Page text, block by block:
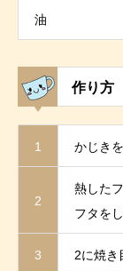
油
作り方
1 かじき
2
熱した
フタを
3 2に焼き